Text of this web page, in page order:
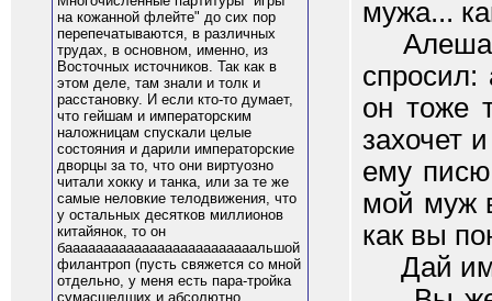
на кожанной флейте" до сих пор
перепечатываются, в различных
трудах, в основном, именно, из
Восточных источников. Так как в
этом деле, там знали и толк и
расстановку. И если кто-то думает,
что гейшам и императорским
наложницам спускали целые
состояния и дарили императорские
дворцы за то, что они виртуозно
читали хокку и танка, или за те же
самые неловкие телодвижения, что
у остальных десятков миллионов
китайянок, то он
бааааааааааааааааааааааааальшой
филантроп (пусть свяжется со мной
отдельно, у меня есть пара-тройка
сумасшедших и абсолютно
мужа...
Алеша
спросил:
он тоже
захочет
ему
мой муж
как вы
Дай им